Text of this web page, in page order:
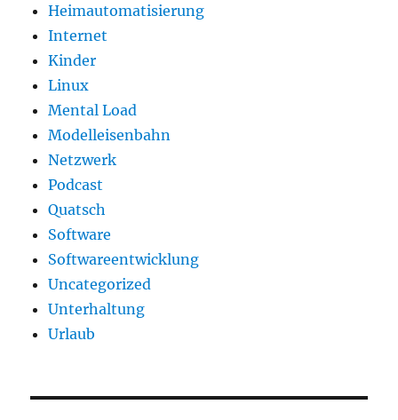
Heimautomatisierung
Internet
Kinder
Linux
Mental Load
Modelleisenbahn
Netzwerk
Podcast
Quatsch
Software
Softwareentwicklung
Uncategorized
Unterhaltung
Urlaub